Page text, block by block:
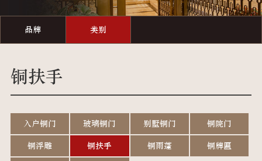
品牌 类别
铜扶手
入户铜门 玻璃铜门 别墅铜门
铜院门
铜浮雕
铜扶手 铜雨蓬
铜牌匾